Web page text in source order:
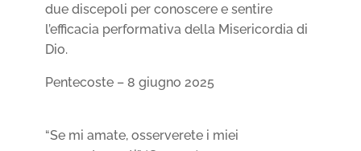
due discepoli per conoscere e sentire
l’efficacia performativa della Misericordia di
Dio.
Pentecoste – 8 giugno 2025
“Se mi amate, osserverete i miei